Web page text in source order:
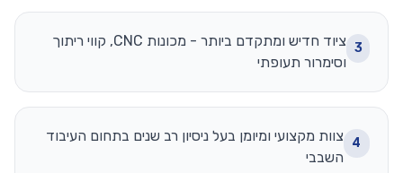
3
ציוד חדיש ומתקדם ביותר - מכונות CNC, קווי ריתוך
וסימרור תעופתי
4
צוות מקצועי ומיומן בעל ניסיון רב שנים בתחום העיבוד
השבבי